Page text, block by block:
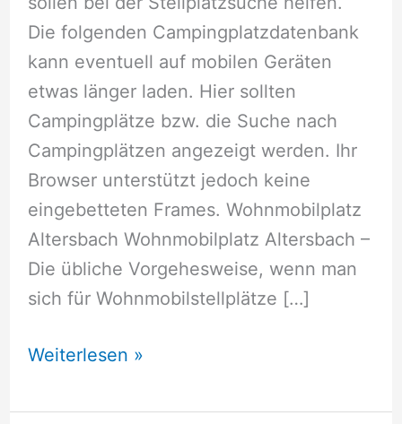
Die folgenden Campingplatzdatenbank
kann eventuell auf mobilen Geräten
etwas länger laden. Hier sollten
Campingplätze bzw. die Suche nach
Campingplätzen angezeigt werden. Ihr
Browser unterstützt jedoch keine
eingebetteten Frames. Wohnmobilplatz
Altersbach Wohnmobilplatz Altersbach –
Die übliche Vorgehesweise, wenn man
sich für Wohnmobilstellplätze […]
Wohnmobilstellplätze
Weiterlesen »